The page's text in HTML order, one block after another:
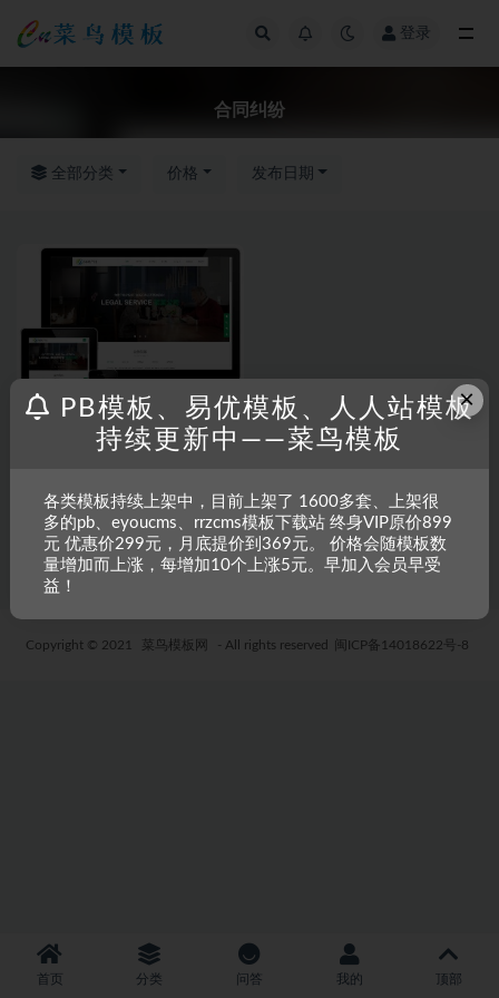
登录
合同纠纷
全部分类 价格 发布日期
RRZCMS模板
板(响应式)
6 年前 40 19.9
Copyright © 2021 菜鸟模板网 - All rights reserved 闽ICP备14018622号-8
首页 分类 问答 我的 顶部
×
PB模板、易优模板、人人站模板
持续更新中——菜鸟模板
各类模板持续上架中，目前上架了 1600多套、上架很
多的pb、eyoucms、rrzcms模板下载站 终身VIP原价899
元 优惠价299元，月底提价到369元。 价格会随模板数
量增加而上涨，每增加10个上涨5元。早加入会员早受
益！